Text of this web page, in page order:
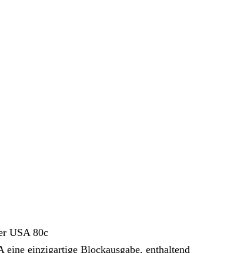
USA 80c
einzigartige Blockausgabe, enthaltend